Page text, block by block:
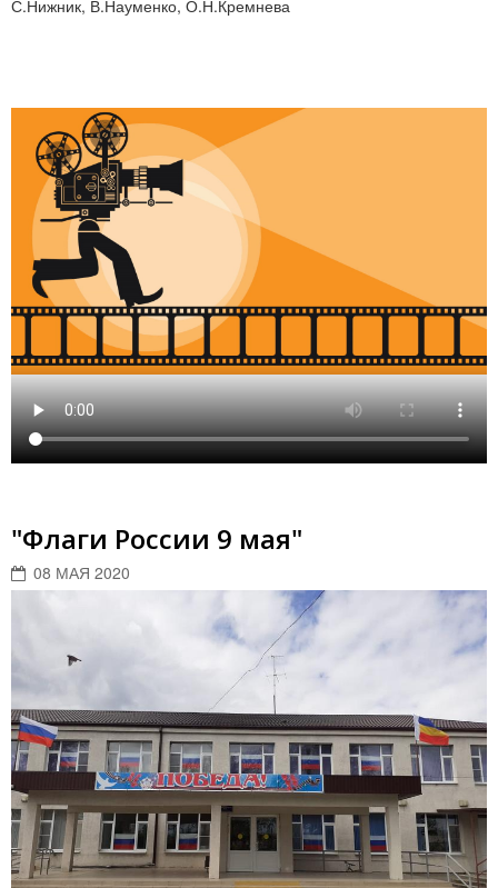
С.Нижник, В.Науменко, О.Н.Кремнева
"Флаги России 9 мая"
08 МАЯ 2020